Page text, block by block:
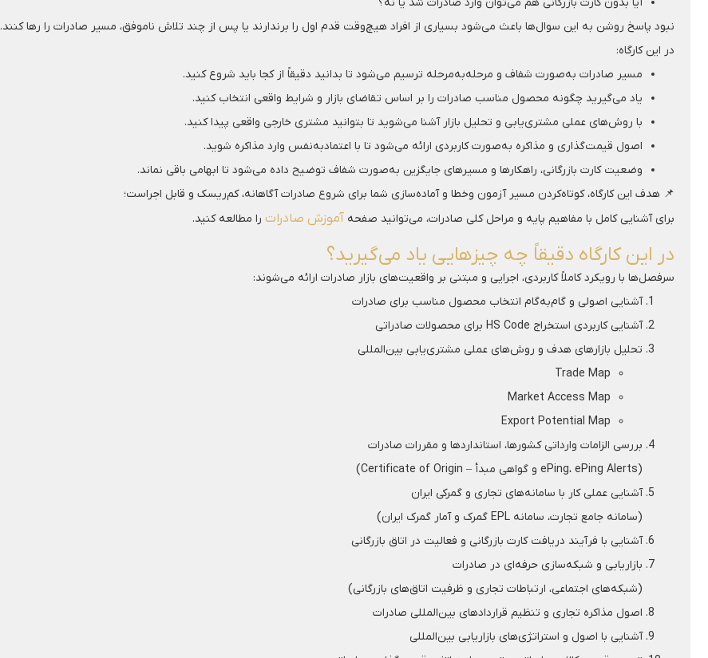
نبود پاسخ روشن به این سوال‌ها باعث می‌شود بسیاری از افراد هیچ‌وقت قدم اول را برندارند یا پس از چند تلاش ناموفق، مسیر صادرات را رها کنند.
در این کارگاه:
مسیر صادرات به‌صورت شفاف و مرحله‌به‌مرحله ترسیم می‌شود تا بدانید دقیقاً از کجا باید شروع کنید.
یاد می‌گیرید چگونه محصول مناسب صادرات را بر اساس تقاضای بازار و شرایط واقعی انتخاب کنید.
با روش‌های عملی مشتری‌یابی و تحلیل بازار آشنا می‌شوید تا بتوانید مشتری خارجی واقعی پیدا کنید.
اصول قیمت‌گذاری و مذاکره به‌صورت کاربردی ارائه می‌شود تا با اعتمادبه‌نفس وارد مذاکره شوید.
وضعیت کارت بازرگانی، راهکارها و مسیرهای جایگزین به‌صورت شفاف توضیح داده می‌شود تا ابهامی باقی نماند.
📌 هدف این کارگاه، کوتاه‌کردن مسیر آزمون‌ وخطا و آماده‌سازی شما برای شروع صادرات آگاهانه، کم‌ریسک و قابل اجراست؛
برای آشنایی کامل با مفاهیم پایه و مراحل کلی صادرات، می‌توانید صفحه آموزش صادرات را مطالعه کنید.
در این کارگاه دقیقاً چه چیزهایی یاد می‌گیرید؟
سرفصل‌ها با رویکرد کاملاً کاربردی، اجرایی و مبتنی بر واقعیت‌های بازار صادرات ارائه می‌شوند:
آشنایی اصولی و گام‌به‌گام انتخاب محصول مناسب برای صادرات
آشنایی کاربردی استخراج HS Code برای محصولات صادراتی
تحلیل بازارهای هدف و روش‌های عملی مشتری‌یابی بین‌المللی
Trade Map
Market Access Map
Export Potential Map
بررسی الزامات وارداتی کشورها، استانداردها و مقررات صادرات
(ePing، ePing Alerts و گواهی مبدأ – Certificate of Origin)
آشنایی عملی کار با سامانه‌های تجاری و گمرکی ایران
(سامانه جامع تجارت، سامانه EPL گمرک و آمار گمرک ایران)
آشنایی با فرآیند دریافت کارت بازرگانی و فعالیت در اتاق بازرگانی
بازاریابی و شبکه‌سازی حرفه‌ای در صادرات
(شبکه‌های اجتماعی، ارتباطات تجاری و ظرفیت اتاق‌های بازرگانی)
اصول مذاکره تجاری و تنظیم قراردادهای بین‌المللی صادرات
آشنایی با اصول و استراتژی‌های بازاریابی بین‌المللی